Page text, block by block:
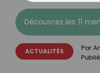
Découvrez les 11
ACTUALITÉS Par